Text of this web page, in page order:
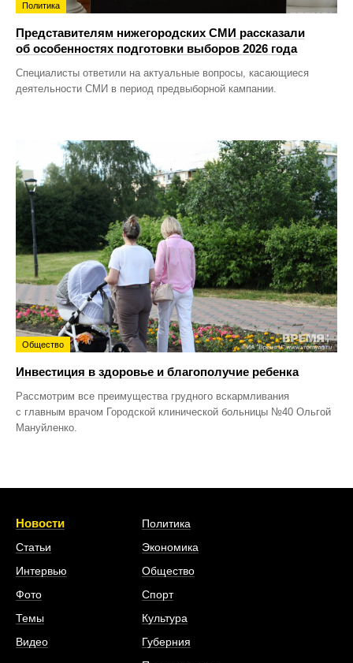
Политика
Представителям нижегородских СМИ рассказали
об особенностях подготовки выборов 2026 года
Специалисты ответили на актуальные вопросы, касающиеся
деятельности СМИ в период предвыборной кампании.
Общество
Инвестиция в здоровье и благополучие ребенка
Рассмотрим все преимущества грудного вскармливания
с главным врачом Городской клинической больницы №40 Ольгой
Мануйленко.
Новости
Статьи
Интервью
Фото
Темы
Видео
Политика
Экономика
Общество
Спорт
Культура
Губерния